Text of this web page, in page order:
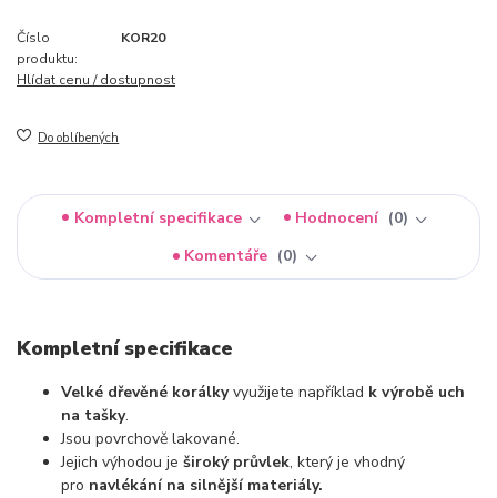
Číslo
produktu:
KOR20
Hlídat cenu / dostupnost
Do oblíbených
Kompletní specifikace Hodnocení
0
Komentáře
0
Kompletní specifikace
Velké dřevěné korálkyvyužijete například k výrobě uch
na tašky.
Jsou povrchově lakované.
Jejich výhodou je široký průvlek, který je vhodný
pro navlékání na silnější materiály.